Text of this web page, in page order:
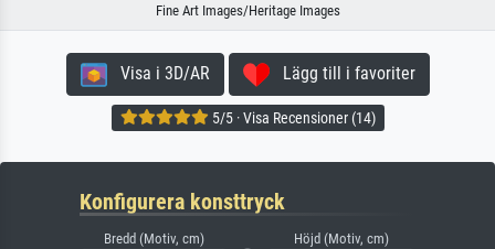
Fine Art Images/Heritage Images
Visa i 3D/AR Lägg till i favoriter
5/5 · Visa Recensioner (14)
Konfigurera konsttryck
Bredd (Motiv, cm) Höjd (Motiv, cm)